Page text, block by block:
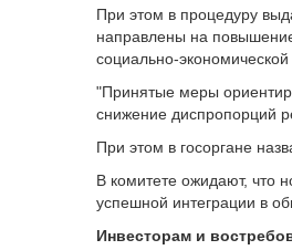
При этом в процедуру
направлены на
социально-экономической
"Принятые меры
снижение диспропорций
При этом в госоргане
В комитете ожидают, что
успешной интеграции в
Инвесторам и